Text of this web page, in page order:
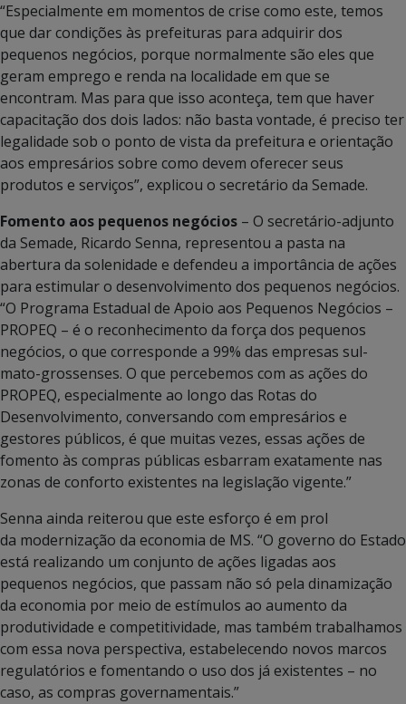
“Especialmente em momentos de crise como este, temos
que dar condições às prefeituras para adquirir dos
pequenos negócios, porque normalmente são eles que
geram emprego e renda na localidade em que se
encontram. Mas para que isso aconteça, tem que haver
capacitação dos dois lados: não basta vontade, é preciso ter
legalidade sob o ponto de vista da prefeitura e orientação
aos empresários sobre como devem oferecer seus
produtos e serviços”, explicou o secretário da Semade.
Fomento aos pequenos negócios – O secretário-adjunto
da Semade, Ricardo Senna, representou a pasta na
abertura da solenidade e defendeu a importância de ações
para estimular o desenvolvimento dos pequenos negócios.
“O Programa Estadual de Apoio aos Pequenos Negócios –
PROPEQ – é o reconhecimento da força dos pequenos
negócios, o que corresponde a 99% das empresas sul-
mato-grossenses. O que percebemos com as ações do
PROPEQ, especialmente ao longo das Rotas do
Desenvolvimento, conversando com empresários e
gestores públicos, é que muitas vezes, essas ações de
fomento às compras públicas esbarram exatamente nas
zonas de conforto existentes na legislação vigente.”
Senna ainda reiterou que este esforço é em prol
da modernização da economia de MS. “O governo do Estado
está realizando um conjunto de ações ligadas aos
pequenos negócios, que passam não só pela dinamização
da economia por meio de estímulos ao aumento da
produtividade e competitividade, mas também trabalhamos
com essa nova perspectiva, estabelecendo novos marcos
regulatórios e fomentando o uso dos já existentes – no
caso, as compras governamentais.”